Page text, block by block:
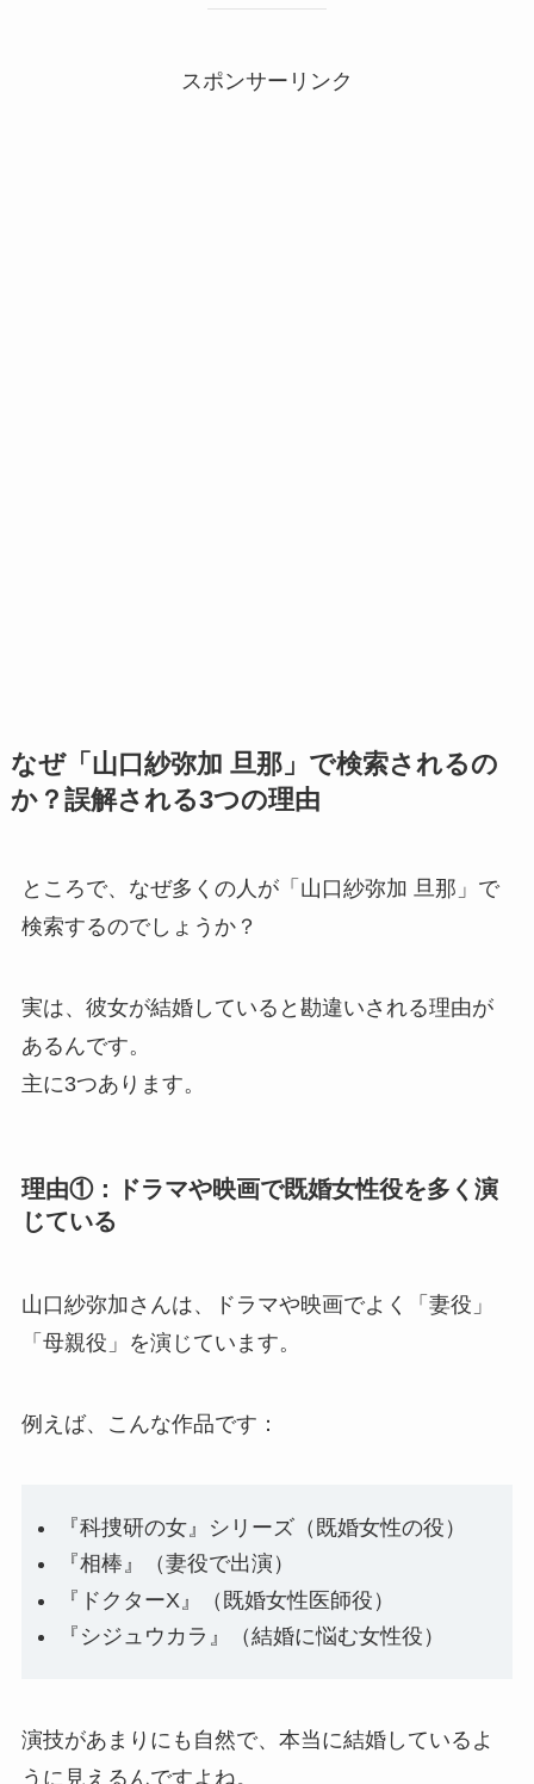
スポンサーリンク
なぜ「山口紗弥加 旦那」で検索されるの
か？誤解される3つの理由
ところで、なぜ多くの人が「山口紗弥加 旦那」で
検索するのでしょうか？
実は、彼女が結婚していると勘違いされる理由が
あるんです。
主に3つあります。
理由①：ドラマや映画で既婚女性役を多く演
じている
山口紗弥加さんは、ドラマや映画でよく「妻役」
「母親役」を演じています。
例えば、こんな作品です：
『科捜研の女』シリーズ（既婚女性の役）
『相棒』（妻役で出演）
『ドクターX』（既婚女性医師役）
『シジュウカラ』（結婚に悩む女性役）
演技があまりにも自然で、本当に結婚しているよ
うに見えるんですよね。